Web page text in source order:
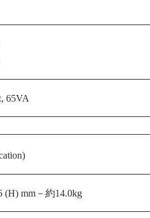
65VA
(H) mm－約14.0kg